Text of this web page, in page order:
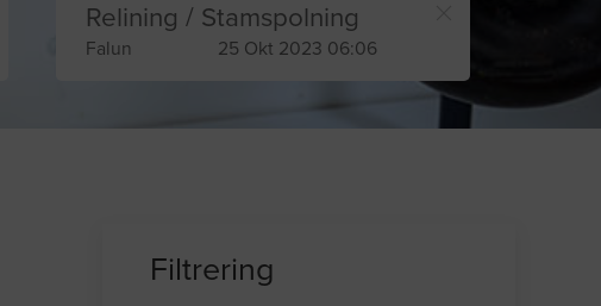
Relining / Stamspolning
Falun 25 Okt 2023 06:06
Filtrering